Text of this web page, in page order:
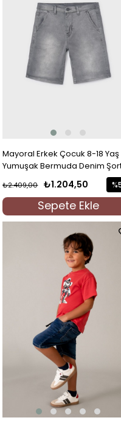
Mayoral Erkek Çocuk 8-18 Yaş
Yumuşak Bermuda Denim
₺1.204,50
₺2.409,00
Sepete Ekle